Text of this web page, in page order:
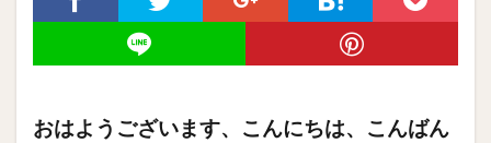
おはようございます、こんにちは、こんばん